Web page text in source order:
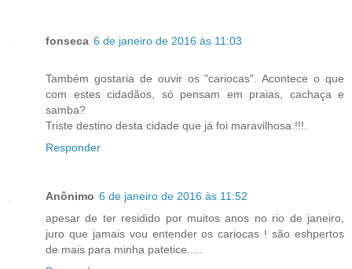
fonseca 6 de janeiro de 2016 às 11:03
Também gostaria de ouvir os "cariocas". Acontece o que
com estes cidadãos, só pensam em praias, cachaça e
samba?
Triste destino desta cidade que já foi maravilhosa.!!!.
Responder
Anônimo 6 de janeiro de 2016 às 11:52
apesar de ter residido por muitos anos no rio de janeiro,
juro que jamais vou entender os cariocas ! são eshpertos
de mais para minha patetice.....